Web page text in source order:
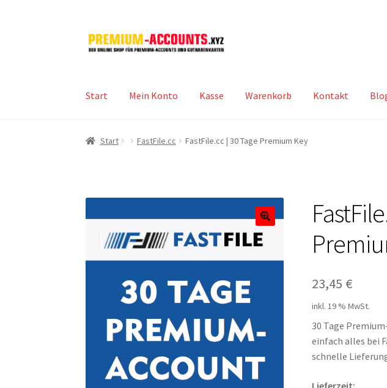
Zur
Navigation
Zum
Inhalt
Start Mein Konto Kasse Warenkorb Kontakt
Start FastFile.cc FastFile.cc | 30 Tage Premium Key
🔍
23,45 €
inkl. 19 % MwSt.
30 Tage
einfach alles bei
schnelle